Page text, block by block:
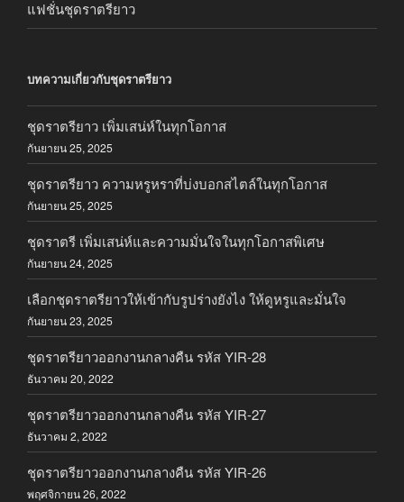
แฟชั่นชุดราตรียาว
บทความเกี่ยวกับชุดราตรียาว
ชุดราตรียาว เพิ่มเสน่ห์ในทุกโอกาส
กันยายน 25, 2025
ชุดราตรียาว ความหรูหราที่บ่งบอกสไตล์ในทุกโอกาส
กันยายน 25, 2025
ชุดราตรี เพิ่มเสน่ห์และความมั่นใจในทุกโอกาสพิเศษ
กันยายน 24, 2025
เลือกชุดราตรียาวให้เข้ากับรูปร่างยังไง ให้ดูหรูและมั่นใจ
กันยายน 23, 2025
ชุดราตรียาวออกงานกลางคืน รหัส YIR-28
ธันวาคม 20, 2022
ชุดราตรียาวออกงานกลางคืน รหัส YIR-27
ธันวาคม 2, 2022
ชุดราตรียาวออกงานกลางคืน รหัส YIR-26
พฤศจิกายน 26, 2022